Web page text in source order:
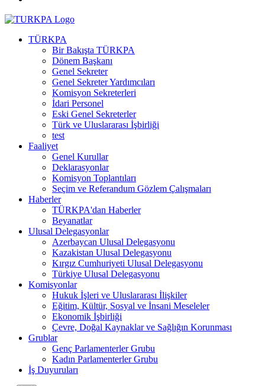
TÜRKPA
Bir Bakışta TÜRKPA
Dönem Başkanı
Genel Sekreter
Genel Sekreter Yardımcıları
Komisyon Sekreterleri
İdari Personel
Eski Genel Sekreterler
Türk ve Uluslararası İşbirliği
test
Faaliyet
Genel Kurullar
Deklarasyonlar
Komisyon Toplantıları
Seçim ve Referandum Gözlem Çalışmaları
Haberler
TÜRKPA'dan Haberler
Beyanatlar
Ulusal Delegasyonlar
Azerbaycan Ulusal Delegasyonu
Kazakistan Ulusal Delegasyonu
Kırgız Cumhuriyeti Ulusal Delegasyonu
Türkiye Ulusal Delegasyonu
Komisyonlar
Hukuk İşleri ve Uluslararası İlişkiler
Eğitim, Kültür, Sosyal ve İnsani Meseleler
Ekonomik İşbirliği
Çevre, Doğal Kaynaklar ve Sağlığın Korunması
Grublar
Genç Parlamenterler Grubu
Kadın Parlamenterler Grubu
İş Duyuruları